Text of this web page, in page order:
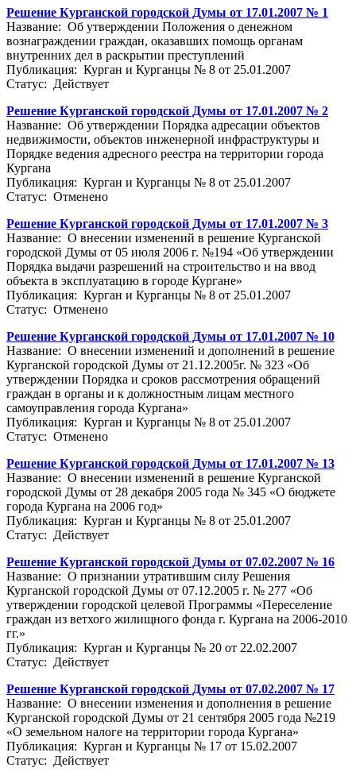
Решение Курганской городской Думы от 17.01.2007 № 1
Название: Об утверждении Положения о денежном
вознаграждении граждан, оказавших помощь органам
внутренних дел в раскрытии преступлений
Публикация: Курган и Курганцы № 8 от 25.01.2007
Статус: Действует
Решение Курганской городской Думы от 17.01.2007 № 2
Название: Об утверждении Порядка адресации объектов
недвижимости, объектов инженерной инфраструктуры и
Порядке ведения адресного реестра на территории города
Кургана
Публикация: Курган и Курганцы № 8 от 25.01.2007
Статус: Отменено
Решение Курганской городской Думы от 17.01.2007 № 3
Название: О внесении изменений в решение Курганской
городской Думы от 05 июля 2006 г. №194 «Об утверждении
Порядка выдачи разрешений на строительство и на ввод
объекта в эксплуатацию в городе Кургане»
Публикация: Курган и Курганцы № 8 от 25.01.2007
Статус: Отменено
Решение Курганской городской Думы от 17.01.2007 № 10
Название: О внесении изменений и дополнений в решение
Курганской городской Думы от 21.12.2005г. № 323 «Об
утверждении Порядка и сроков рассмотрения обращений
граждан в органы и к должностным лицам местного
самоуправления города Кургана»
Публикация: Курган и Курганцы № 8 от 25.01.2007
Статус: Отменено
Решение Курганской городской Думы от 17.01.2007 № 13
Название: О внесении изменений в решение Курганской
городской Думы от 28 декабря 2005 года № 345 «О бюджете
города Кургана на 2006 год»
Публикация: Курган и Курганцы № 8 от 25.01.2007
Статус: Действует
Решение Курганской городской Думы от 07.02.2007 № 16
Название: О признании утратившим силу Решения
Курганской городской Думы от 07.12.2005 г. № 277 «Об
утверждении городской целевой Программы «Переселение
граждан из ветхого жилищного фонда г. Кургана на 2006-2010
гг.»
Публикация: Курган и Курганцы № 20 от 22.02.2007
Статус: Действует
Решение Курганской городской Думы от 07.02.2007 № 17
Название: О внесении изменения и дополнения в решение
Курганской городской Думы от 21 сентября 2005 года №219
«О земельном налоге на территории города Кургана»
Публикация: Курган и Курганцы № 17 от 15.02.2007
Статус: Действует